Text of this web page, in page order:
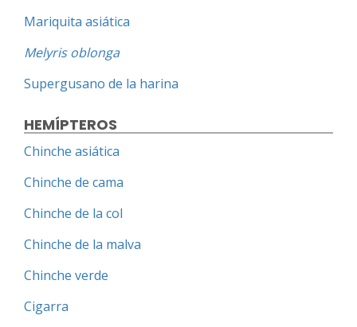
Mariquita asiática
Melyris oblonga
Supergusano de la harina
HEMÍPTEROS
Chinche asiática
Chinche de cama
Chinche de la col
Chinche de la malva
Chinche verde
Cigarra